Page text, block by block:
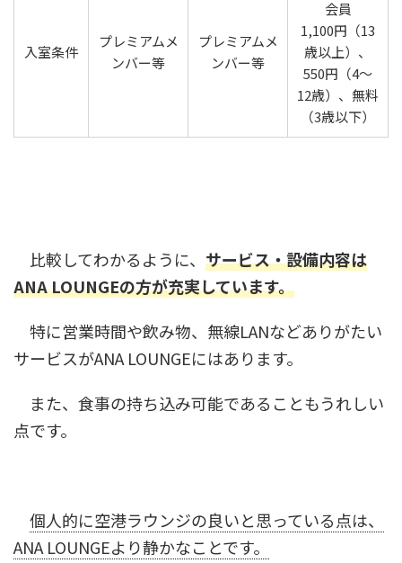
入室条件
プレミアムメ
ンバー等
プレミアムメ
ンバー等
会員
1,100円（13
歳以上）、
550円（4～
12歳）、無料
（3歳以下）
比較してわかるように、 サービス・設備内容は
ANA LOUNGEの方が充実しています。
特に営業時間や飲み物、無線LANなどありがたい
サービスがANA LOUNGEにはあります。
また、食事の持ち込み可能であることもうれしい
点です。
個人的に空港ラウンジの良いと思っている点は、
ANA LOUNGEより静かなことです。